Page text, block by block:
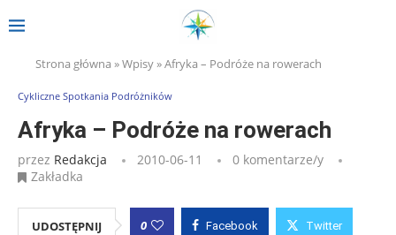
Strona główna »Wpisy»Afryka – Podróże na rowerach
Cykliczne Spotkania Podróżników
Afryka – Podróże na rowerach
przez Redakcja 2010-06-11
0 komentarze/y
Zakładka
UDOSTĘPNIJ 0 Facebook Twitter